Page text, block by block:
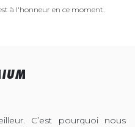
à l'honneur en ce moment.
C’est pourquoi nous